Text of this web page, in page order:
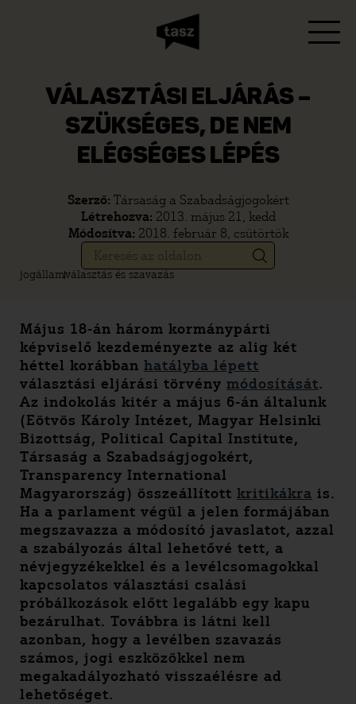
VÁLASZTÁSI ELJÁRÁS –
SZÜKSÉGES, DE NEM
ELÉGSÉGES LÉPÉS
Szerző: Társaság a Szabadságjogokért
Létrehozva: 2013. május 21, kedd
Módosítva: 2018. február 8, csütörtök
jogállamválasztás és szavazás
Május 18-án három kormánypárti
képviselő kezdeményezte az alig két
héttel korábban hatályba lépett
választási eljárási törvény módosítását.
Az indokolás kitér a május 6-án általunk
(Eötvös Károly Intézet, Magyar Helsinki
Bizottság, Political Capital Institute,
Társaság a Szabadságjogokért,
Transparency International
Magyarország) összeállított kritikákra is.
Ha a parlament végül a jelen formájában
megszavazza a módosító javaslatot, azzal
a szabályozás által lehetővé tett, a
névjegyzékekkel és a levélcsomagokkal
kapcsolatos választási csalási
próbálkozások előtt legalább egy kapu
bezárulhat. Továbbra is látni kell
azonban, hogy a levélben szavazás
számos, jogi eszközökkel nem
megakadályozható visszaélésre ad
lehetőséget.